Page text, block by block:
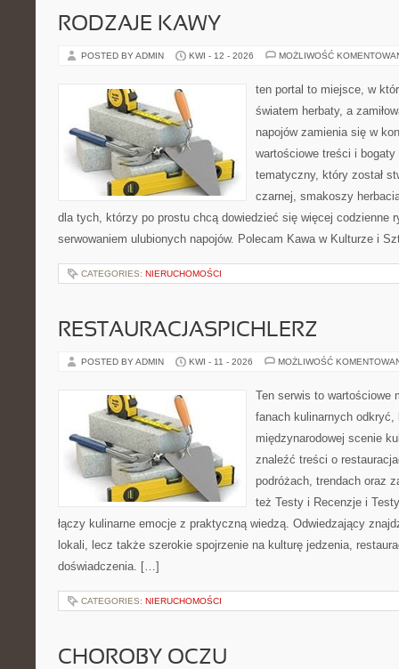
RODZAJE KAWY
POSTED BY ADMIN KWI - 12 - 2026 MOŻLIWOŚĆ
ten portal to miejsce, w
światem herbaty, a
napojów zamienia się w
wartościowe treści i
tematyczny, który został
czarnej, smakoszy
dla tych, którzy po prostu chcą dowiedzieć się więcej codzienne
serwowaniem ulubionych napojów. Polecam Kawa w Kulturze i
CATEGORIES: NIERUCHOMOŚCI
RESTAURACJASPICHLERZ
POSTED BY ADMIN KWI - 11 - 2026 MOŻLIWOŚĆ
Ten serwis to wartościowe
fanach kulinarnych
międzynarodowej scenie
znaleźć treści o
podróżach, trendach oraz
też Testy i Recenzje i
łączy kulinarne emocje z praktyczną wiedzą. Odwiedzający
lokali, lecz także szerokie spojrzenie na kulturę jedzenia,
doświadczenia. […]
CATEGORIES: NIERUCHOMOŚCI
CHOROBY OCZU